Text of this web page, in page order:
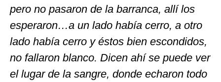
pero no pasaron de la barranca, allí los
esperaron…a un lado había cerro, a otro
lado había cerro y éstos bien escondidos,
no fallaron blanco. Dicen ahí se puede ver
el lugar de la sangre, donde echaron todo